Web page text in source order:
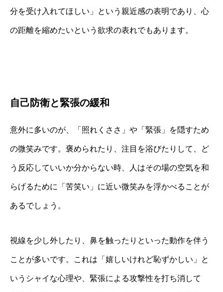
分を受け入れてほしい」という親近感の表明であり、心
の距離を縮めたいという欲求の表れでもあります。
自己防衛と緊張の緩和
意外に多いのが、「照れくささ」や「緊張」を隠すため
の微笑みです。褒められたり、注目を浴びたりして、ど
う反応していいか分からない時、人はその場の空気を和
らげるために「苦笑い」に近い微笑みを浮かべることが
あるでしょう。
視線を少し外したり、鼻を触ったりといった動作を伴う
ことが多いです。これは「嬉しいけれど恥ずかしい」と
いうシャイな心理や、緊張による攻撃性を打ち消して